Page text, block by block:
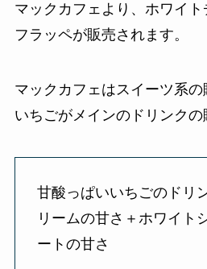
マックカフェより、ホワイ
フラッペが販売されます。
マックカフェはスイーツ系
いちごがメインのドリンクの
甘酸っぱいいちごのドリ
リームの甘さ＋ホワイト
ートの甘さ